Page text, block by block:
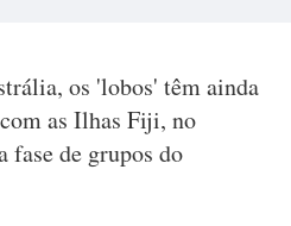
os 'lobos' têm ainda
as Ilhas Fiji, no
fase de grupos do